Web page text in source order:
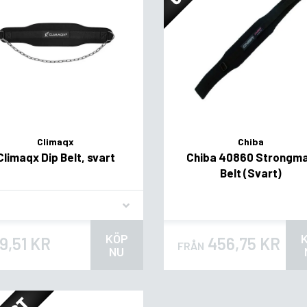
Climaqx
Dip Belt, svart
KR
KÖP
NU
Chiba
Chiba 40860
Belt (Svart)
FRÅN 456,75 KR